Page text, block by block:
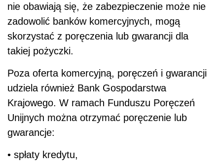
nie obawiają się, że zabezpieczenie może nie
zadowolić banków komercyjnych, mogą
skorzystać z poręczenia lub gwarancji dla
takiej pożyczki.
Poza oferta komercyjną, poręczeń i gwarancji
udziela również Bank Gospodarstwa
Krajowego. W ramach Funduszu Poręczeń
Unijnych można otrzymać poręczenie lub
gwarancje:
• spłaty kredytu,